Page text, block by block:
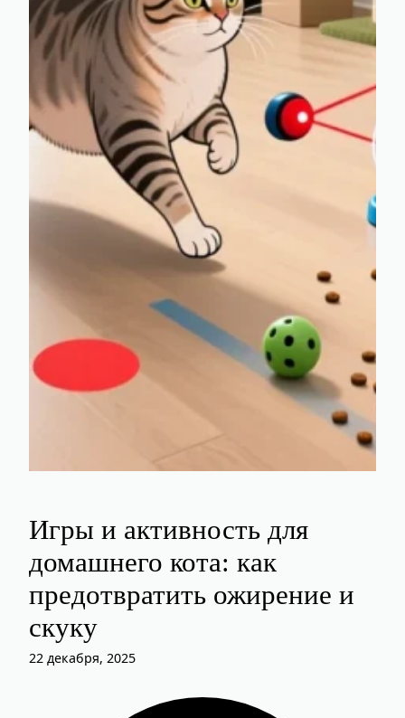
Игры и активность для
домашнего кота: как
предотвратить ожирение и
скуку
22 декабря, 2025